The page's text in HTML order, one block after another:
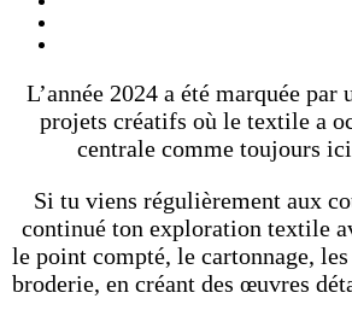
L’année 2024 a été marquée par
projets créatifs où le textile a
centrale comme toujours
Si tu viens régulièrement aux
continué ton exploration textile
le point compté, le cartonnage,
broderie, en créant des œuvres